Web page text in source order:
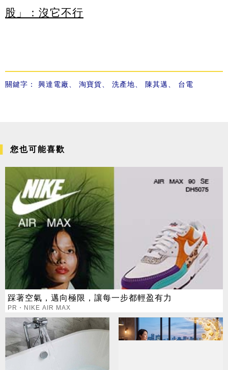
股」：沒它不行
關鍵字： 興達電廠 淘寶貨 洗產地 陳其邁 台電
您也可能喜歡
踩著空氣，邁向極限，讓每一步都輕盈有力
PR・NIKE AIR MAX